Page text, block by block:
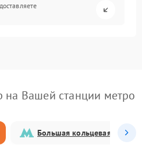
Вашей станции метро
Большая кольцевая